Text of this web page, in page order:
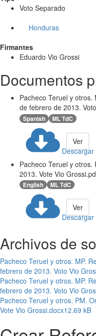
Voto Separado
Honduras
Firmantes
Eduardo Vio Grossi
Documentos
Pacheco Teruel y otros.
de febrero de 2013.
Spanish ML TdC
Descargar
Ver
Pacheco Teruel y
2013. Vote Vio
English ML TdC
Descargar
Ver
Archivos de
Pacheco Teruel y otros. MP.
febrero de 2013. Voto Vio
Pacheco Teruel y otros. MP.
febrero de 2013. Voto Vio
Pacheco Teruel y otros. PM.
Vote Vio Grossi.docx12.69 kB